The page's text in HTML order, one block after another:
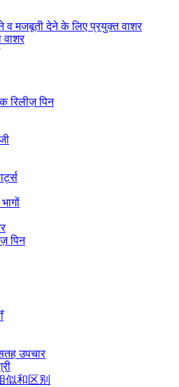
व मजबूती देने के लिए प्रयुक्त वाशर
वाशर
रिलीज़ पिन
पिन
उपचार
似和区别